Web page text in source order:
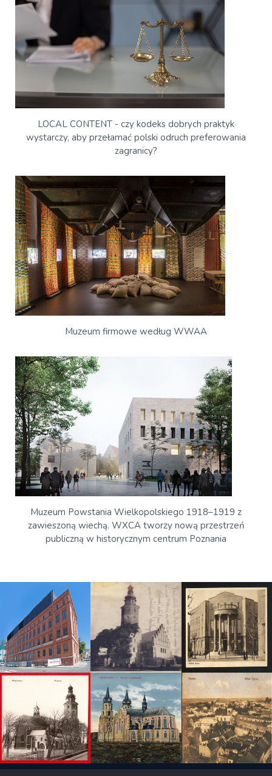
LOCAL CONTENT - czy kodeks dobrych praktyk
wystarczy, aby przełamać polski odruch preferowania
zagranicy?
Muzeum firmowe według WWAA
Muzeum Powstania Wielkopolskiego 1918–1919 z
zawieszoną wiechą. WXCA tworzy nową przestrzeń
publiczną w historycznym centrum Poznania